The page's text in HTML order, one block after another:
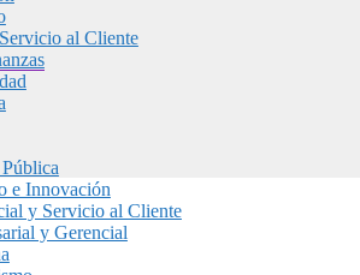
al Cliente
e Innovación
y Servicio al Cliente
y Gerencial